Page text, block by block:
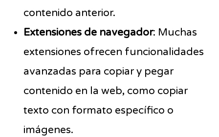
contenido anterior.
Extensiones de navegador: Muchas
extensiones ofrecen funcionalidades
avanzadas para copiar y pegar
contenido en la web, como copiar
texto con formato específico o
imágenes.